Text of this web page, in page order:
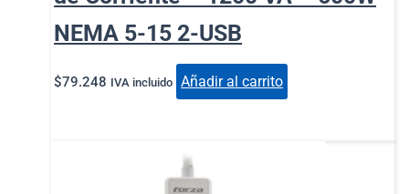
NEMA 5-15 2-USB
$79.248 IVA incluido Añadir al carrito